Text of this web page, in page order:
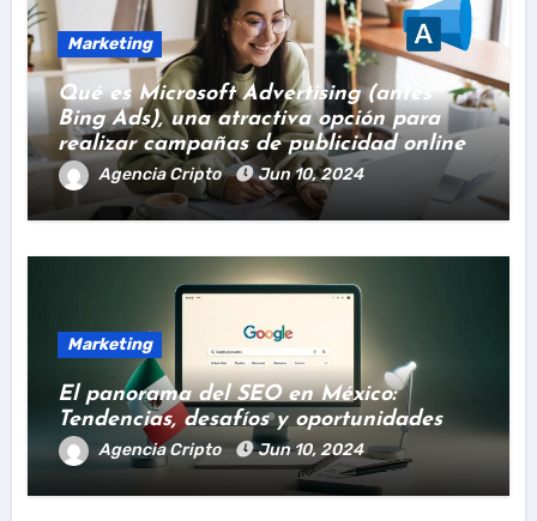
Marketing
Qué es Microsoft Advertising (antes
Bing Ads), una atractiva opción para
realizar campañas de publicidad online
Agencia Cripto Jun 10, 2024
Marketing
El panorama del SEO en México:
Tendencias, desafíos y oportunidades
Agencia Cripto Jun 10, 2024